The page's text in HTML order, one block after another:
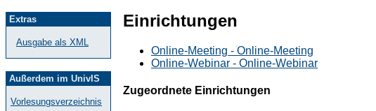
Extras
Ausgabe als XML
Außerdem im UnivIS
Vorlesungsverzeichnis
Einrichtungen
Online-Meeting - Online-Meeting
Online-Webinar - Online-Webinar
Zugeordnete Einrichtungen